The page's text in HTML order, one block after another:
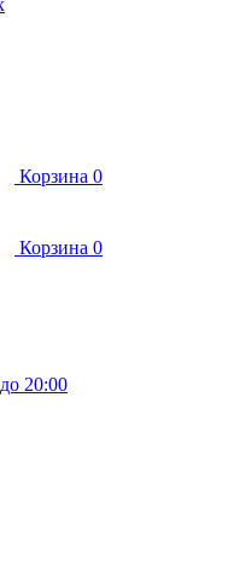
Корзина 0
Корзина 0
20:00